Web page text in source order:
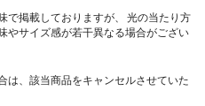
掲載しておりますが、 光の当たり方
やサイズ感が若干異なる場合がござい
、該当商品をキャンセルさせていた